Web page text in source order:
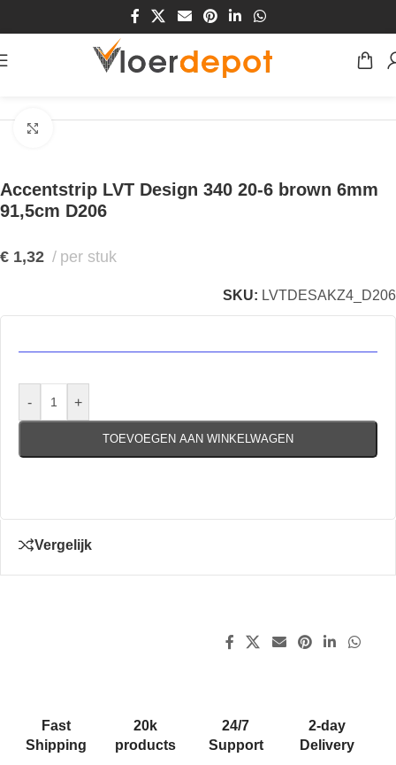
Accentstrip LVT Design 340 20-6 brown 6mm
91,5cm D206
€ 1,32 per stuk
SKU: LVTDESAKZ4_D206
- +
TOEVOEGEN AAN WINKELWAGEN
Vergelijk
Fast
Shipping
20k
products
24/7
Support
2-day
Delivery